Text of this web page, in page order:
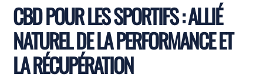
CBD POUR LES SPORTIFS : ALLIÉ
NATUREL DE LA PERFORMANCE ET
LA RÉCUPÉRATION